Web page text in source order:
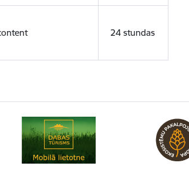
24 stundas